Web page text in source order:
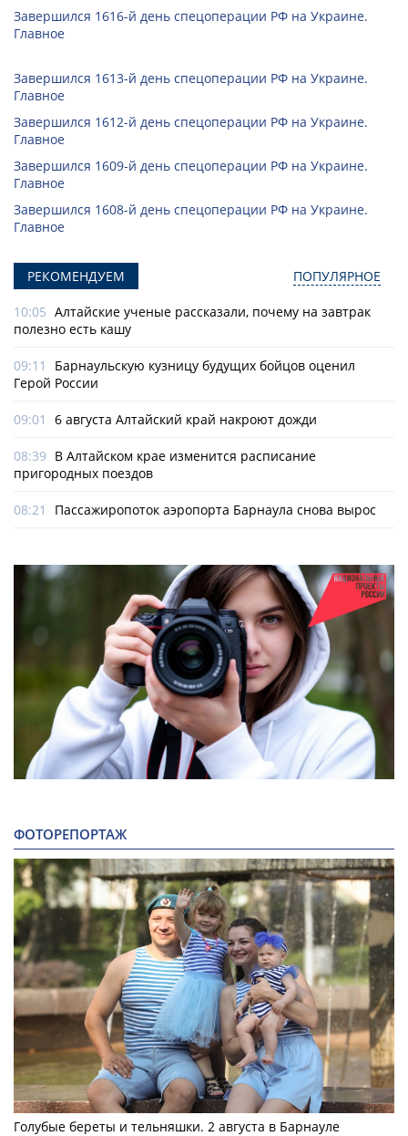
Завершился 1616-й день спецоперации РФ на Украине.
Главное
Завершился 1613-й день спецоперации РФ на Украине.
Главное
Завершился 1612-й день спецоперации РФ на Украине.
Главное
Завершился 1609-й день спецоперации РФ на Украине.
Главное
Завершился 1608-й день спецоперации РФ на Украине.
Главное
РЕКОМЕНДУЕМ ПОПУЛЯРНОЕ
10:05 Алтайские ученые рассказали, почему на завтрак
полезно есть кашу
09:11
Барнаульскую кузницу будущих бойцов оценил
Герой России
09:01 6 августа Алтайский край накроют дожди
08:39 В Алтайском крае изменится расписание
пригородных поездов
08:21 Пассажиропоток аэропорта Барнаула снова вырос
ФОТОРЕПОРТАЖ
Голубые береты и тельняшки. 2 августа в Барнауле